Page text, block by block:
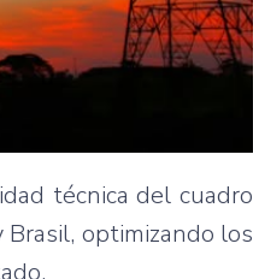
técnica del cuadro
optimizando los